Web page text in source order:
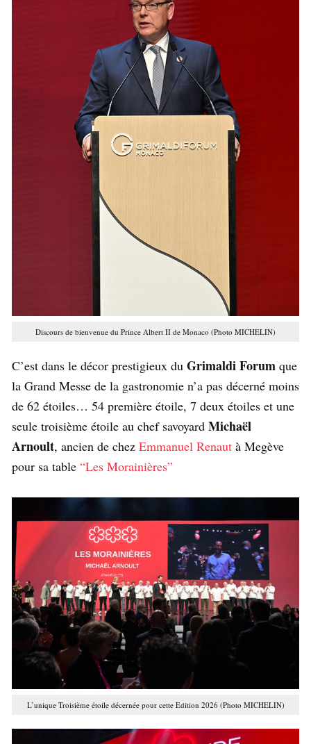
Discours de bienvenue du Prince Albert II de Monaco (Photo MICHELIN)
C’est dans le décor prestigieux du Grimaldi Forum que
la Grand Messe de la gastronomie n’a pas décerné moins
de 62 étoiles… 54 première étoile, 7 deux étoiles et une
seule troisième étoile au chef savoyard Michaël
Arnoult, ancien de chez Emmanuel Renaut à Megève
pour sa table “Les Morainières”
L’unique Troisième étoile décernée pour cette Edition 2026 (Photo MICHELIN)